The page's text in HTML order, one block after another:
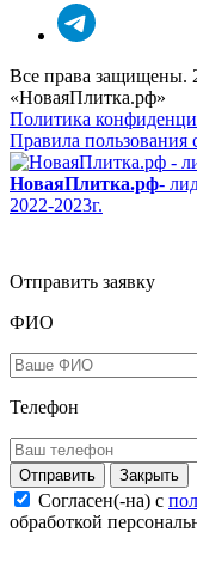
Все права защищены.
«НоваяПлитка.рф»
Политика
Правила пользования
НоваяПлитка.рф-
2022-2023г.
Отправить заявку
ФИО
Телефон
Закрыть
Согласен(-на) c
обработкой